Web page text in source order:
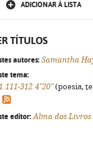
ADICIONAR À LISTA
TÍTULOS
autores:Samantha
tema:
312.4"20"(poesia,
editor: Alma dos Livros